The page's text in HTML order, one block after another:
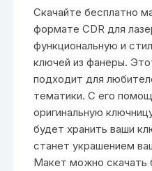
Скачайте бесплатно
формате CDR для
функциональную и
ключей из фанеры.
подходит для
тематики. С его
оригинальную
будет хранить ваши
станет украшением
Макет можно скачать